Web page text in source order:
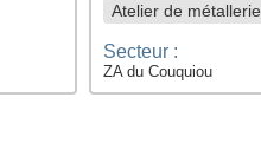
Atelier de métallerie
Secteur :
ZA du Couquiou